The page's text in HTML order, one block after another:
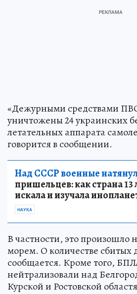
«Дежурными средствами
уничтожены 24 украинских
летательных аппарата
говорится в сообщении.
Над СССР военные
пришельцев: как страна 13
искала и изучала
НАУКА
В частности, это произошло
морем. О количестве сбитых
сообщается. Кроме того,
нейтрализовали над
Курской и Ростовской